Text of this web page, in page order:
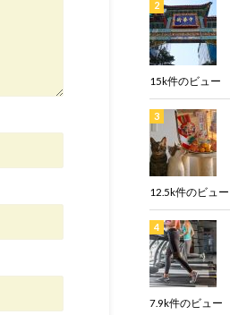
15k件のビュー
12.5k件のビュー
7.9k件のビュー